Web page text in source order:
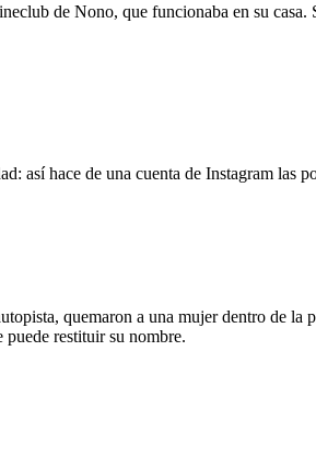
de Nono, que funcionaba en su
así hace de una cuenta de Instagram las
quemaron a una mujer dentro de
restituir su nombre.